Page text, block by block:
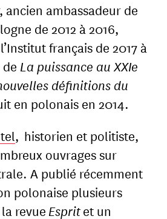
ancien ambassadeur de
de 2012 à 2016,
français de 2017 à
La puissance au XXIe
définitions du
en polonais en 2014.
, historien et politiste,
ouvrages sur
A publié récemment
polonaise plusieurs
revue Espritet un